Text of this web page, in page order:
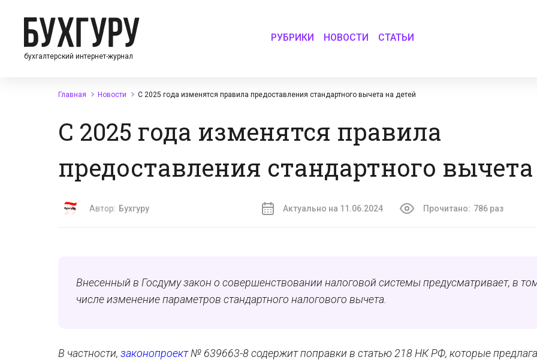
бухгалтерский интернет-журнал
РУБРИКИ НОВОСТИ СТАТЬИ
Главная Новости С 2025 года изменятся правила предоставления стандартного вычета на детей
С 2025 года изменятся правила
предоставления стандартного
Автор: Бухгуру Актуально на 11.06.2024 Прочитано: 786 раз
Внесенный в Госдуму закон о совершенствовании налоговой системы предусматривает, в
числе изменение параметров стандартного налогового вычета.
В частности, законопроект№ 639663-8 содержит поправки в статью 218 НК РФ, которые